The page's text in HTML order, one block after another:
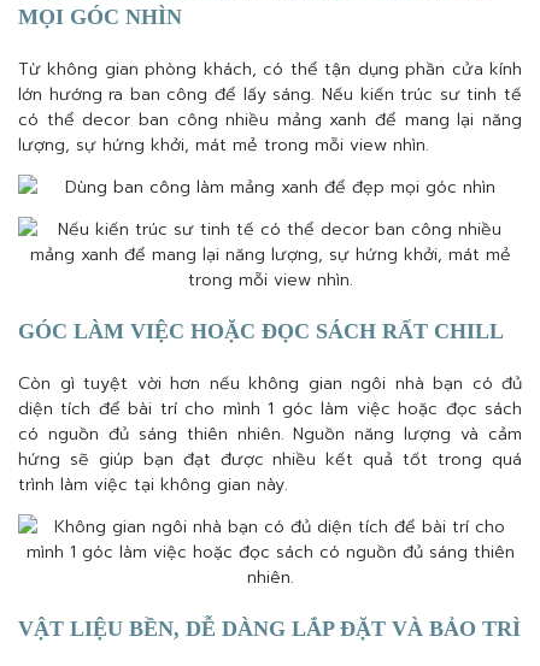
MỌI GÓC NHÌN
Từ không gian phòng khách, có thể tận dụng phần cửa kính
lớn hướng ra ban công để lấy sáng. Nếu kiến trúc sư tinh tế
có thể decor ban công nhiều mảng xanh để mang lại năng
lượng, sự hứng khởi, mát mẻ trong mỗi view nhìn.
GÓC LÀM VIỆC HOẶC ĐỌC SÁCH RẤT CHILL
Còn gì tuyệt vời hơn nếu không gian ngôi nhà bạn có đủ
diện tích để bài trí cho mình 1 góc làm việc hoặc đọc sách
có nguồn đủ sáng thiên nhiên. Nguồn năng lượng và cảm
hứng sẽ giúp bạn đạt được nhiều kết quả tốt trong quá
trình làm việc tại không gian này.
VẬT LIỆU BỀN, DỄ DÀNG LẮP ĐẶT VÀ BẢO TRÌ